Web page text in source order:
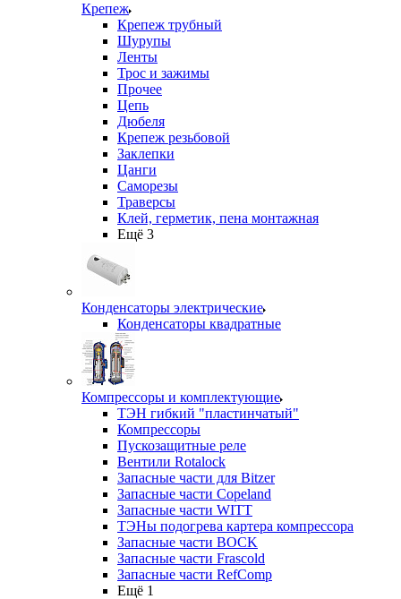
Крепеж
Крепеж трубный
Шурупы
Ленты
Трос и зажимы
Прочее
Цепь
Дюбеля
Крепеж резьбовой
Заклепки
Цанги
Саморезы
Траверсы
Клей, герметик, пена монтажная
Ещё 3
Конденсаторы электрические
Конденсаторы квадратные
Компрессоры и комплектующие
ТЭН гибкий "пластинчатый"
Компрессоры
Пускозащитные реле
Вентили Rotalock
Запасные части для Bitzer
Запасные части Copeland
Запасные части WITT
ТЭНы подогрева картера компрессора
Запасные части BOCK
Запасные части Frascold
Запасные части RefComp
Ещё 1